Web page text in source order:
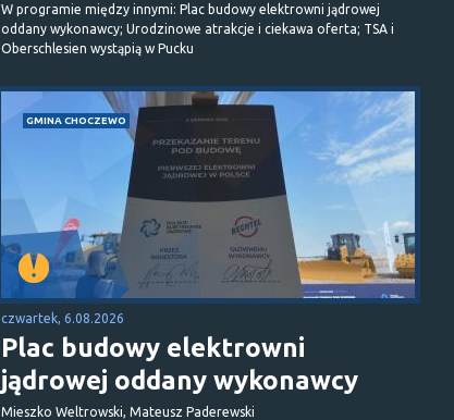
W programie między innymi: Plac budowy elektrowni jądrowej
oddany wykonawcy; Urodzinowe atrakcje i ciekawa oferta; TSA i
Oberschlesien wystąpią w Pucku
GMINA CHOCZEWO
czwartek, 6.08.2026
Plac budowy elektrowni
jądrowej oddany wykonawcy
Mieszko Weltrowski, Mateusz Paderewski